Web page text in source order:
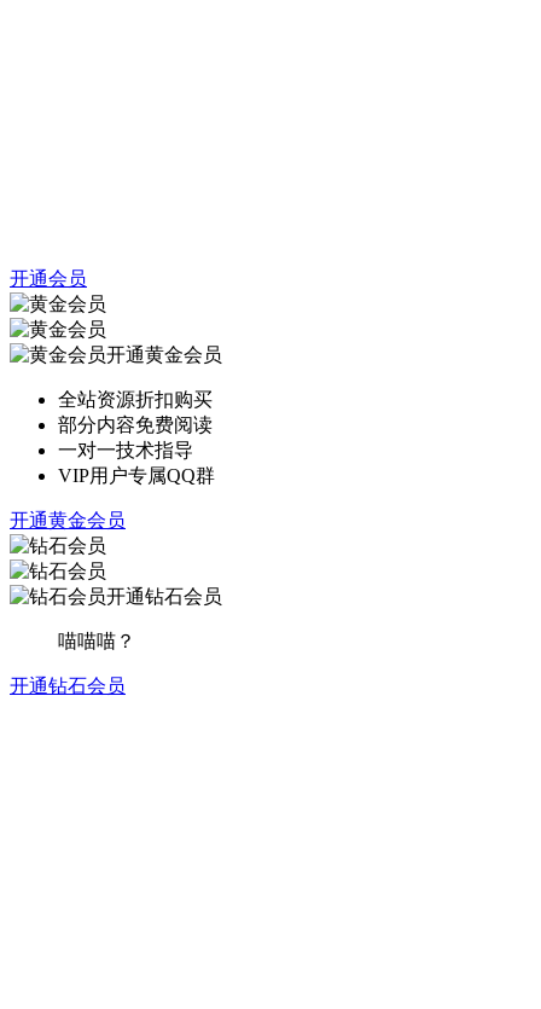
开通会员
开通黄金会员
全站资源折扣购买
部分内容免费阅读
一对一技术指导
VIP用户专属QQ群
开通黄金会员
开通钻石会员
喵喵喵？
开通钻石会员